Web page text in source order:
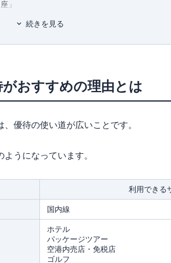
」
最新＞
続きを見る
おすすめの理由とは
優待の使い道が広いことです。
うになっています。
利用できる
国内線
ホテル
パッケージツアー
空港内売店・免税店
ゴルフ